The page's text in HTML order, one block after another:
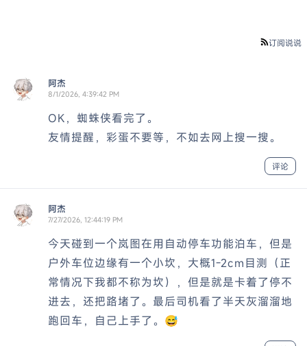
订阅说说
阿杰
8/1/2026, 4:39:42 PM
OK，蜘蛛侠看完了。
友情提醒，彩蛋不要等，不如去网上搜一搜。
评论
阿杰
7/27/2026, 12:44:19 PM
今天碰到一个岚图在用自动停车功能泊车，但是
户外车位边缘有一个小坎，大概1-2cm目测（正
常情况下我都不称为坎），但是就是卡着了停不
进去，还把路堵了。最后司机看了半天灰溜溜地
跑回车，自己上手了。😅